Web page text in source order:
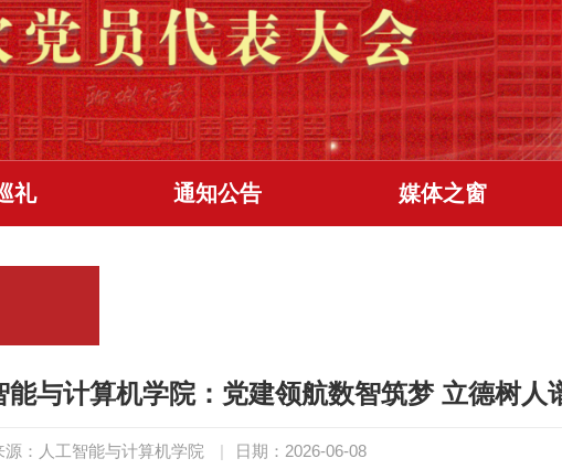
礼 通知公告 媒体之窗
能与计算机学院：党建领航数智筑梦 立德树人
源：人工智能与计算机学院 | 日期：2026-06-08